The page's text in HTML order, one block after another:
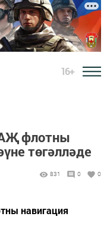
16+
флотны
төгәлләде
831 0 0
навигация